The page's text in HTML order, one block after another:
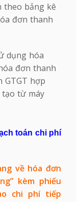
theo bảng kê
đơn thanh
dụng hóa
đơn thanh
GTGT hợp
tạo từ máy
toán chi phí
về hóa đơn
kèm phiếu
chi phí tiếp